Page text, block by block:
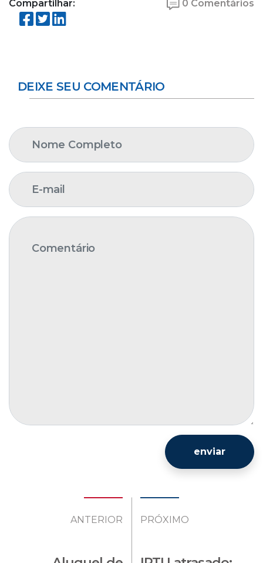
Compartilhar: 0 Comentários
DEIXE SEU COMENTÁRIO
enviar
ANTERIOR PRÓXIMO